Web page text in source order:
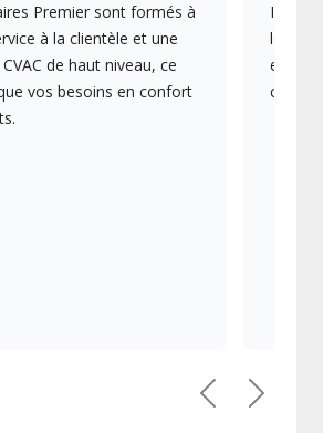
Premier sont formés à
à la clientèle et une
de haut niveau, ce
vos besoins en confort
Ils
les
en
PrécédentSuivant